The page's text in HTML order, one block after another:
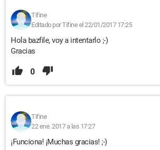
Tifine
Editado por Tifine el 22/01/2017 17:25
Hola bazfile, voy a intentarlo ;-)
Gracias
0
Tifine
22 ene. 2017 a las 17:27
¡Funciona! ¡Muchas gracias! ;-)